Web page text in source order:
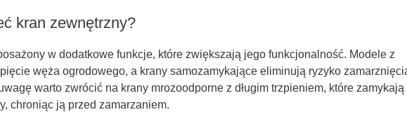
kran zewnętrzny?
w dodatkowe funkcje, które zwiększają jego funkcjonalność. Modele z
węża ogrodowego, a krany samozamykające eliminują ryzyko
warto zwrócić na krany mrozoodporne z długim trzpieniem, które zamykają
chroniąc ją przed zamarzaniem.